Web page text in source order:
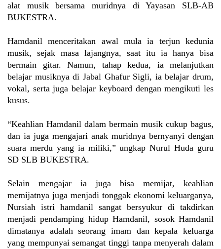
alat musik bersama muridnya di Yayasan SLB-AB
BUKESTRA.
Hamdanil menceritakan awal mula ia terjun kedunia
musik, sejak masa lajangnya, saat itu ia hanya bisa
bermain gitar. Namun, tahap kedua, ia melanjutkan
belajar musiknya di Jabal Ghafur Sigli, ia belajar drum,
vokal, serta juga belajar keyboard dengan mengikuti les
kusus.
“Keahlian Hamdanil dalam bermain musik cukup bagus,
dan ia juga mengajari anak muridnya bernyanyi dengan
suara merdu yang ia miliki,” ungkap Nurul Huda guru
SD SLB BUKESTRA.
Selain mengajar ia juga bisa memijat, keahlian
memijatnya juga menjadi tonggak ekonomi keluarganya,
Nursiah istri hamdanil sangat bersyukur di takdirkan
menjadi pendamping hidup Hamdanil, sosok Hamdanil
dimatanya adalah seorang imam dan kepala keluarga
yang mempunyai semangat tinggi tanpa menyerah dalam